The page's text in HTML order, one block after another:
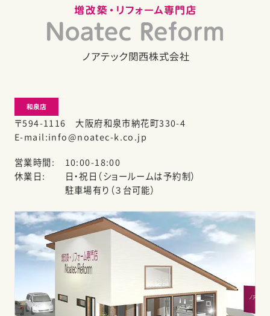
和泉店
〒594-1116 大阪府和泉市納花町330-4
E-mail info@noatec-k.co.jp
営業時間
10:00-18:00
休業日
日・祝日（ショールームは予約制）
駐車場有り（３台可能）